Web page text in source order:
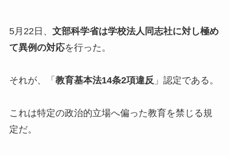
5月22日、 文部科学省は学校法人同志社に対し極め
て異例の対応を行った。
それが、「 教育基本法14条2項違反 」認定である。
これは特定の政治的立場へ偏った教育を禁じる規
定だ。